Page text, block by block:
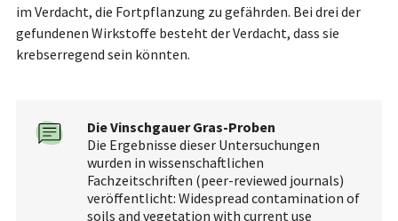
im Verdacht, die Fortpflanzung zu gefährden. Bei drei der
gefundenen Wirkstoffe besteht der Verdacht, dass sie
krebserregend sein könnten.
Die Vinschgauer Gras-Proben
Die Ergebnisse dieser Untersuchungen
wurden in wissenschaftlichen
Fachzeitschriften (peer-reviewed journals)
veröffentlicht: Widespread contamination of
soils and vegetation with current use